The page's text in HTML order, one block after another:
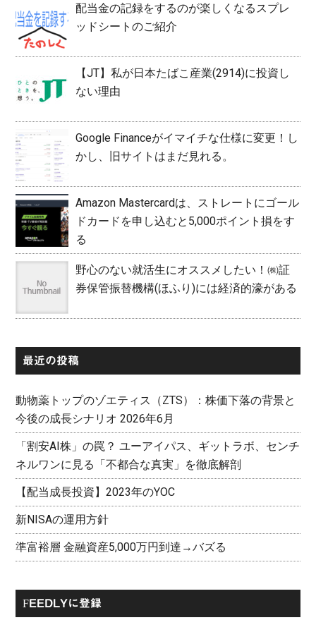
配当金の記録をするのが楽しくなるスプレ
ッドシートのご紹介
【JT】私が日本たばこ産業(2914)に投資し
ない理由
Google Financeがイマイチな仕様に変更！し
かし、旧サイトはまだ見れる。
Amazon Mastercardは、ストレートにゴール
ドカードを申し込むと5,000ポイント損をす
る
野心のない就活生にオススメしたい！㈱証
券保管振替機構(ほふり)には経済的濠がある
最近の投稿
動物薬トップのゾエティス（ZTS）：株価下落の背景と
今後の成長シナリオ 2026年6月
「割安AI株」の罠？ ユーアイパス、ギットラボ、センチ
ネルワンに見る「不都合な真実」を徹底解剖
【配当成長投資】2023年のYOC
新NISAの運用方針
準富裕層 金融資産5,000万円到達→バズる
FEEDLYに登録